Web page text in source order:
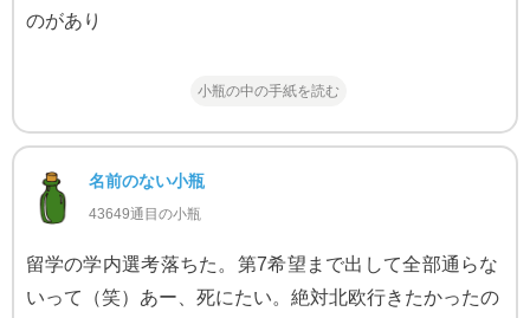
のがあり
小瓶の中の手紙を読む
名前のない小瓶
43649通目の小瓶
留学の学内選考落ちた。第7希望まで出して全部通らな
いって（笑）あー、死にたい。絶対北欧行きたかったの